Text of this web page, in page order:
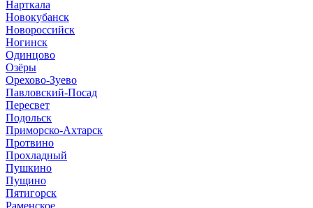
Нарткала
Новокубанск
Новороссийск
Ногинск
Одинцово
Озёры
Орехово-Зуево
Павловский-Посад
Пересвет
Подольск
Приморско-Ахтарск
Протвино
Прохладный
Пушкино
Пущино
Пятигорск
Раменское